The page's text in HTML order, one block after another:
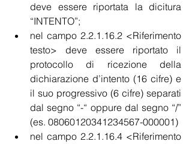
deve essere riportata la dicitura
“INTENTO”;
nel campo 2.2.1.16.2 <Riferimento
testo> deve essere riportato il
protocollo di ricezione della
dichiarazione d’intento (16 cifre) e
il suo progressivo (6 cifre) separati
dal segno “-“ oppure dal segno “/”
(es. 08060120341234567-000001)
nel campo 2.2.1.16.4 <Riferimento